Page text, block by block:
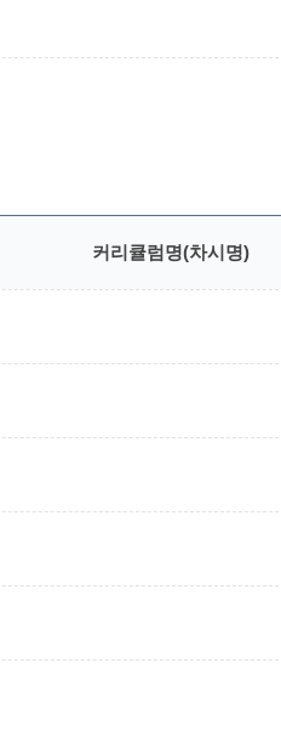
커리큘럼명(차시명)